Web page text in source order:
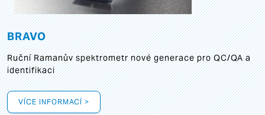
BRAVO
Ruční Ramanův spektrometr nové generace pro QC/QA a
identifikaci
VÍCE INFORMACÍ >